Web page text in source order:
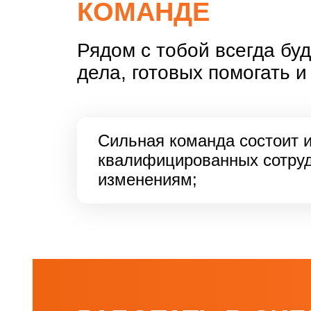
КОМАНДЕ
Рядом с тобой всегда
дела, готовых помогать
Сильная команда состоит
квалифицированных
изменениям;